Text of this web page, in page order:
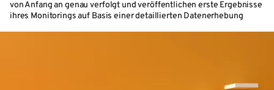
von Anfang an genau verfolgt und veröffentlichen erste Ergebnisse
ihres Monitorings auf Basis einer detaillierten Datenerhebung